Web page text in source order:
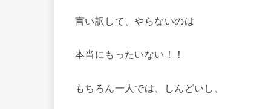
言い訳して、やらないのは
本当にもったいない！！
もちろん一人では、しんどいし、